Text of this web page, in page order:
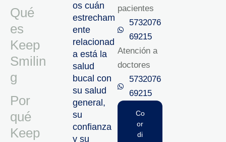
Qué
es
Keep
Smilin
g
Por
qué
Keep
os cuán
estrecham
ente
relacionad
a está la
salud
bucal con
su salud
general,
su
confianza
y su
pacientes
5732076
69215‬
Atención a
doctores
5732076
69215‬
Co
or
di